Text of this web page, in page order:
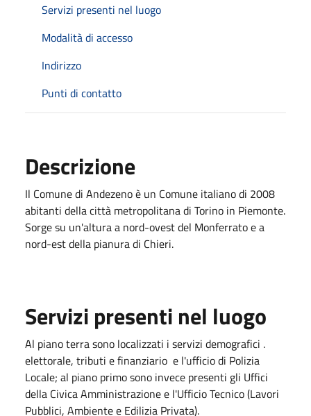
Servizi presenti nel luogo
Modalità di accesso
Indirizzo
Punti di contatto
Descrizione
Il Comune di Andezeno è un Comune italiano di 2008
abitanti della città metropolitana di Torino in Piemonte.
Sorge su un'altura a nord-ovest del Monferrato e a
nord-est della pianura di Chieri.
Servizi presenti nel luogo
Al piano terra sono localizzati i servizi demografici .
elettorale, tributi e finanziario e l'ufficio di Polizia
Locale; al piano primo sono invece presenti gli Uffici
della Civica Amministrazione e l'Ufficio Tecnico (Lavori
Pubblici, Ambiente e Edilizia Privata).